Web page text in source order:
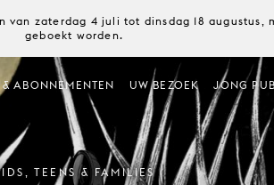
zaterdag 4 juli tot dinsdag 18
geboekt worden.
& ABONNEMENTEN UW BEZOEK JONG
TEENS & FAMILIES